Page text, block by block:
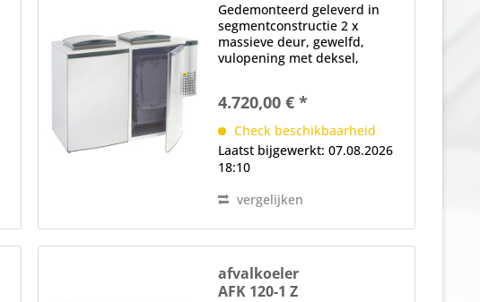
Gedemonteerd geleverd in
segmentconstructie 2 x
massieve deur, gewelfd,
vulopening met deksel,
verwisselbaar zonder
gereedschap elektronische
controle digitaal display
automatische...
4.720,00 € *
Check beschikbaarheid
Laatst bijgewerkt: 07.08.2026
18:10
vergelijken
afvalkoeler
AFK 120-1 Z